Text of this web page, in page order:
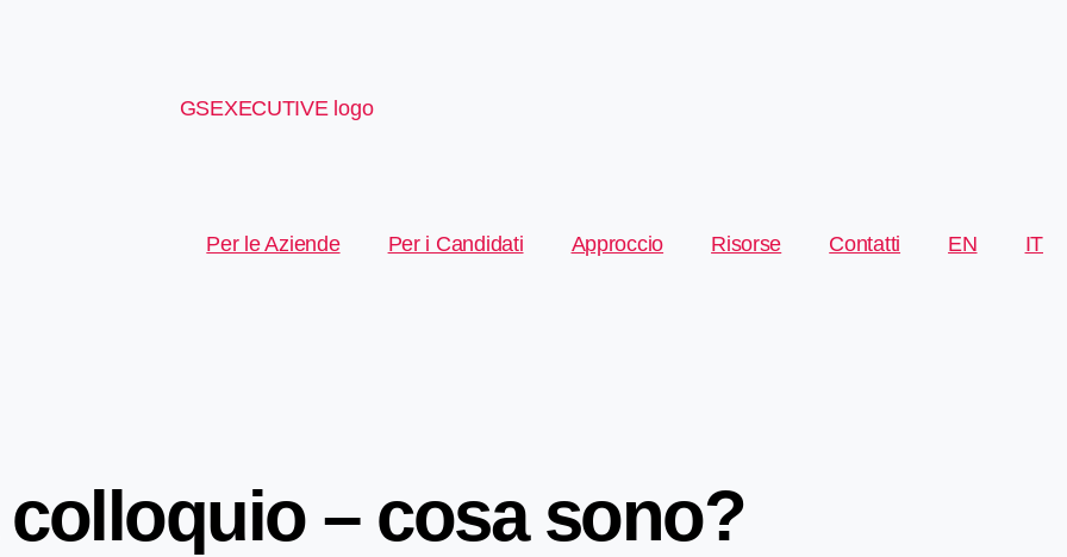
Per le Aziende Per i Candidati Approccio Risorse Contatti EN IT
– cosa sono?